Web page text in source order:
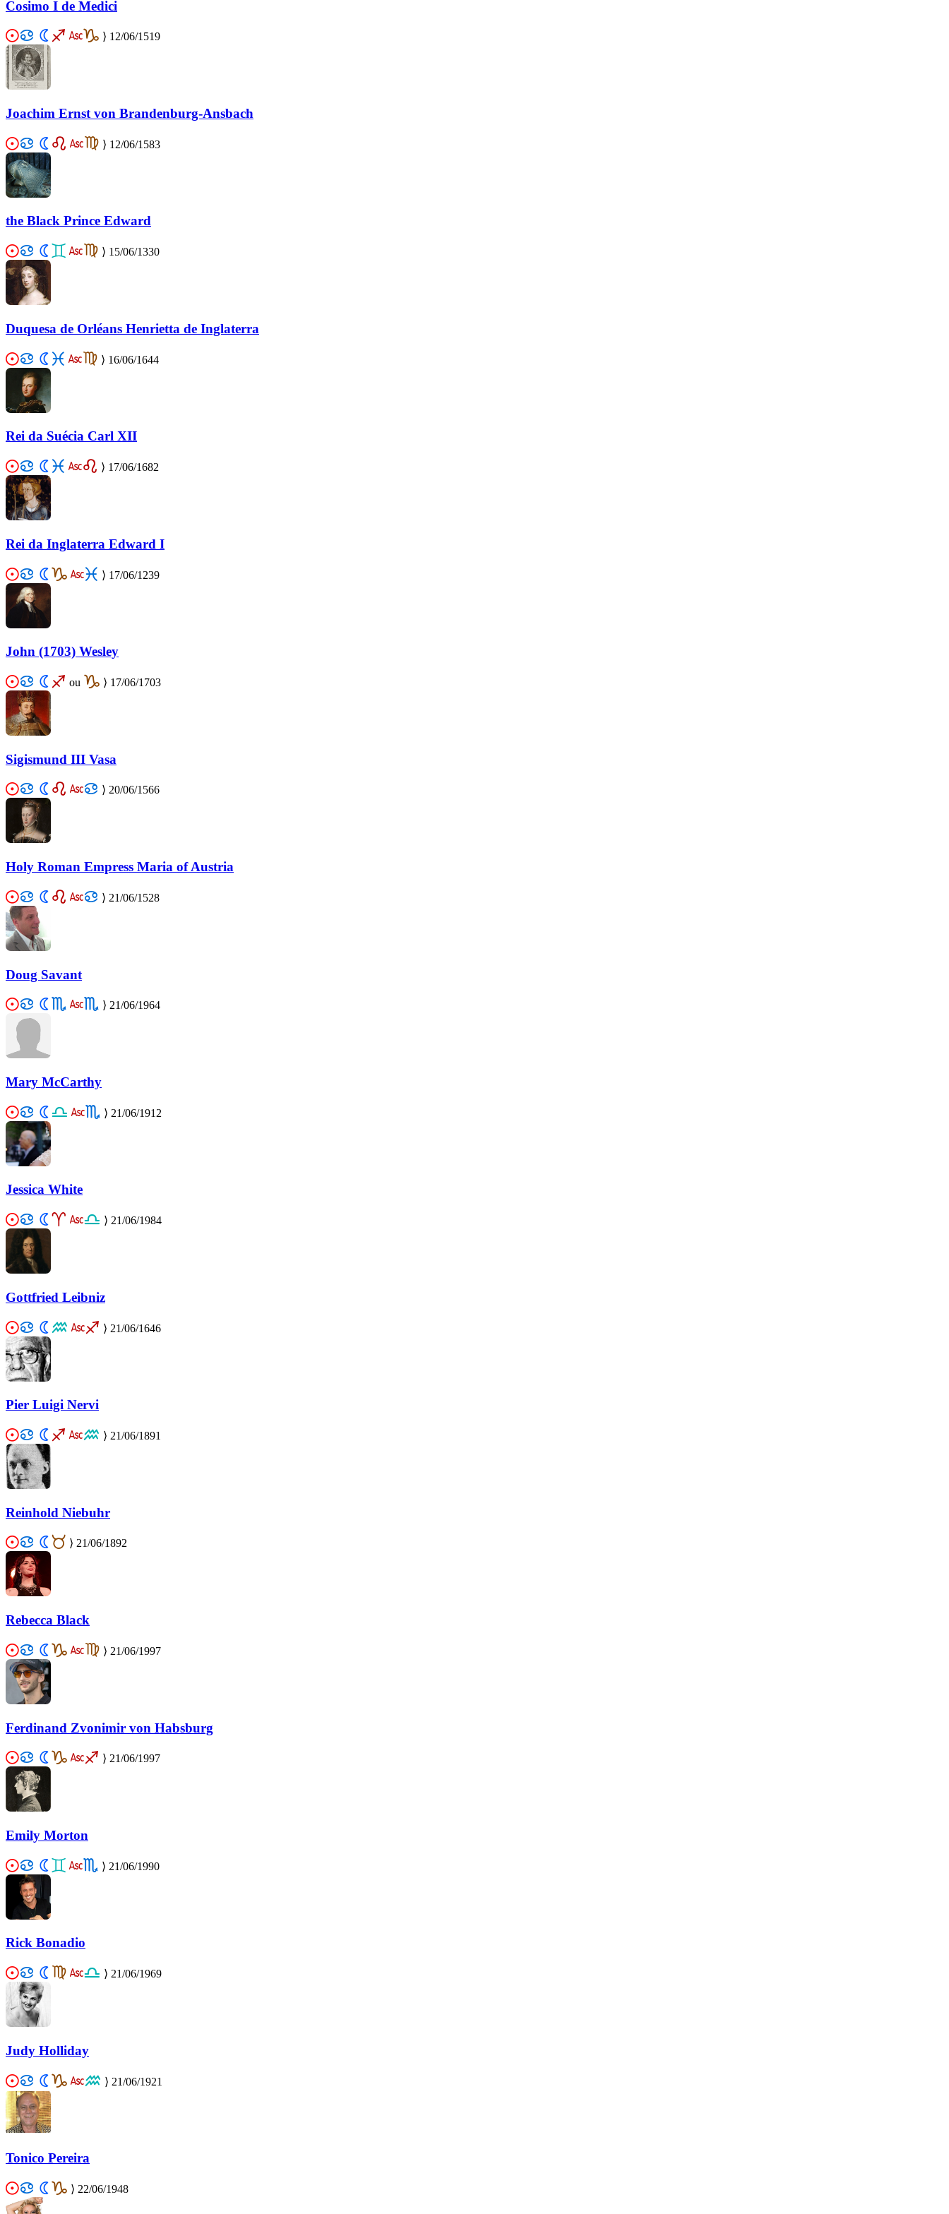
Cosimo I de Medici
⟩ 12/06/1519
Joachim Ernst von Brandenburg-Ansbach
⟩ 12/06/1583
the Black Prince Edward
⟩ 15/06/1330
Duquesa de Orléans Henrietta de Inglaterra
⟩ 16/06/1644
Rei da Suécia Carl XII
⟩ 17/06/1682
Rei da Inglaterra Edward I
⟩ 17/06/1239
John (1703) Wesley
ou ⟩ 17/06/1703
Sigismund III Vasa
⟩ 20/06/1566
Holy Roman Empress Maria of Austria
⟩ 21/06/1528
Doug Savant
⟩ 21/06/1964
Mary McCarthy
⟩ 21/06/1912
Jessica White
⟩ 21/06/1984
Gottfried Leibniz
⟩ 21/06/1646
Pier Luigi Nervi
⟩ 21/06/1891
Reinhold Niebuhr
⟩ 21/06/1892
Rebecca Black
⟩ 21/06/1997
Ferdinand Zvonimir von Habsburg
⟩ 21/06/1997
Emily Morton
⟩ 21/06/1990
Rick Bonadio
⟩ 21/06/1969
Judy Holliday
⟩ 21/06/1921
Tonico Pereira
⟩ 22/06/1948